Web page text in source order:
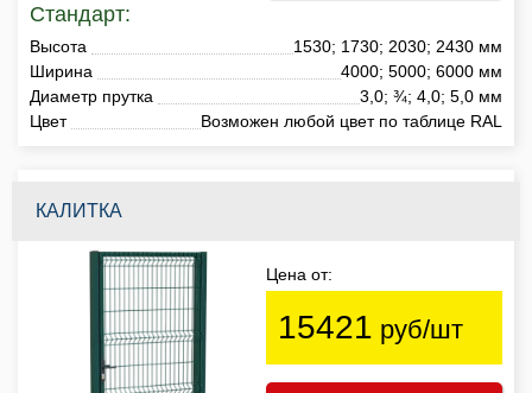
Стандарт:
Высота
1530; 1730; 2030; 2430 мм
Ширина
4000; 5000; 6000 мм
Диаметр прутка
3,0; ¾; 4,0; 5,0 мм
Цвет
Возможен любой цвет по таблице RAL
КАЛИТКА
Цена от:
15421 руб/шт